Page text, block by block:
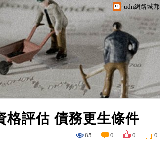
udn網路城邦
格評估 債務更生條件
85 0 0 0